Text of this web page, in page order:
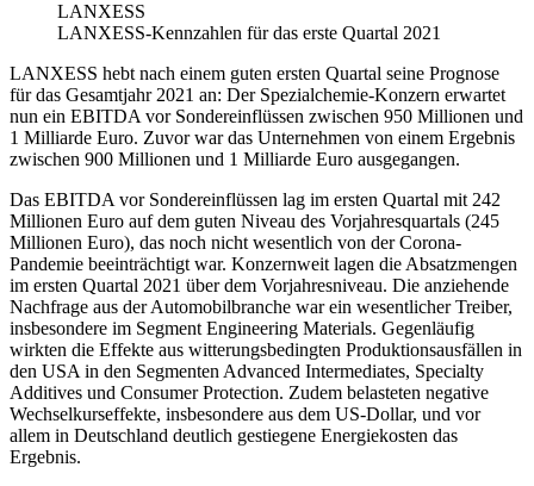
LANXESS
LANXESS-Kennzahlen für das erste Quartal 2021
LANXESS hebt nach einem guten ersten Quartal seine Prognose
für das Gesamtjahr 2021 an: Der Spezialchemie-Konzern erwartet
nun ein EBITDA vor Sondereinflüssen zwischen 950 Millionen und
1 Milliarde Euro. Zuvor war das Unternehmen von einem Ergebnis
zwischen 900 Millionen und 1 Milliarde Euro ausgegangen.
Das EBITDA vor Sondereinflüssen lag im ersten Quartal mit 242
Millionen Euro auf dem guten Niveau des Vorjahresquartals (245
Millionen Euro), das noch nicht wesentlich von der Corona-
Pandemie beeinträchtigt war. Konzernweit lagen die Absatzmengen
im ersten Quartal 2021 über dem Vorjahresniveau. Die anziehende
Nachfrage aus der Automobilbranche war ein wesentlicher Treiber,
insbesondere im Segment Engineering Materials. Gegenläufig
wirkten die Effekte aus witterungsbedingten Produktionsausfällen in
den USA in den Segmenten Advanced Intermediates, Specialty
Additives und Consumer Protection. Zudem belasteten negative
Wechselkurseffekte, insbesondere aus dem US-Dollar, und vor
allem in Deutschland deutlich gestiegene Energiekosten das
Ergebnis.